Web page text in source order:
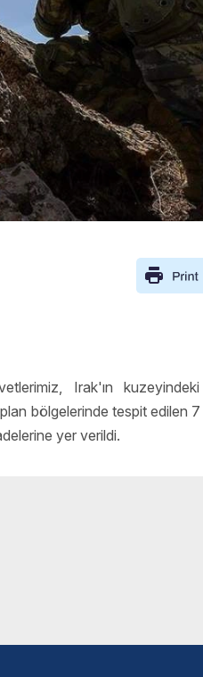
Irak'ın
bölgelerinde tespit edilen
yer verildi.